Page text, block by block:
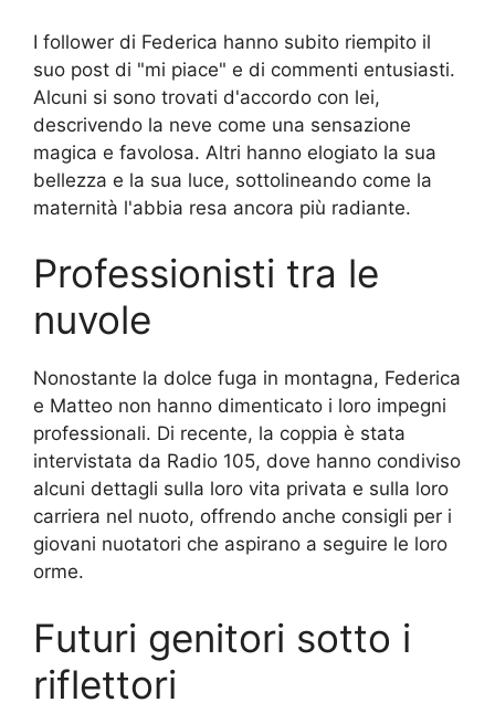
I follower di Federica hanno subito riempito il
suo post di "mi piace" e di commenti entusiasti.
Alcuni si sono trovati d'accordo con lei,
descrivendo la neve come una sensazione
magica e favolosa. Altri hanno elogiato la sua
bellezza e la sua luce, sottolineando come la
maternità l'abbia resa ancora più radiante.
Professionisti tra le
nuvole
Nonostante la dolce fuga in montagna, Federica
e Matteo non hanno dimenticato i loro impegni
professionali. Di recente, la coppia è stata
intervistata da Radio 105, dove hanno condiviso
alcuni dettagli sulla loro vita privata e sulla loro
carriera nel nuoto, offrendo anche consigli per i
giovani nuotatori che aspirano a seguire le loro
orme.
Futuri genitori sotto i
riflettori